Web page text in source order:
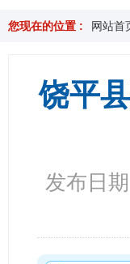
您现在的位置 : 网站首
饶平
发布日